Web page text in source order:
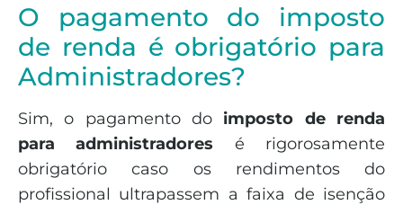
O pagamento do imposto
de renda é obrigatório para
Administradores?
Sim, o pagamento do imposto de renda
para administradores é rigorosamente
obrigatório caso os rendimentos do
profissional ultrapassem a faixa de isenção